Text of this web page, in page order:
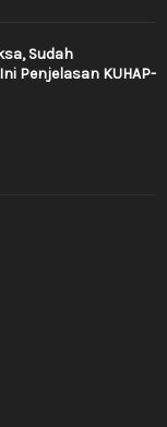
Sudah
Penjelasan KUHAP-